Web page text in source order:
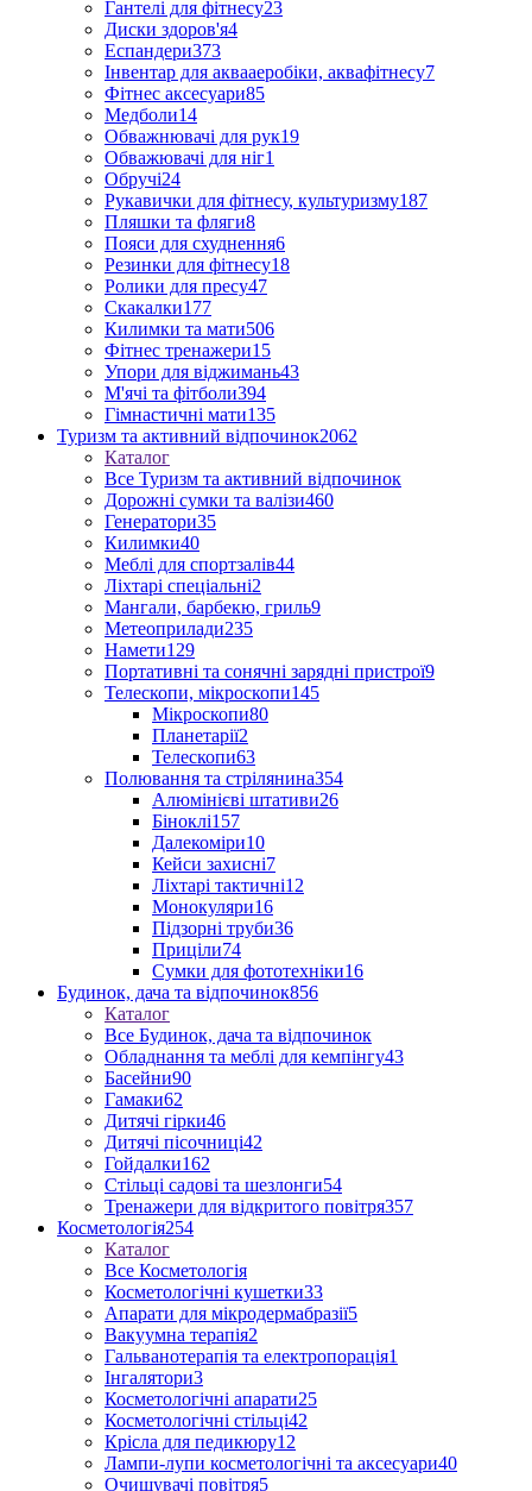
Гантелі для фітнесу23
Диски здоров'я4
Еспандери373
Інвентар для аквааеробіки, аквафітнесу7
Фітнес аксесуари85
Медболи14
Обважнювачі для рук19
Обважювачі для ніг1
Обручі24
Рукавички для фітнесу, культуризму187
Пляшки та фляги8
Пояси для схуднення6
Резинки для фітнесу18
Ролики для пресу47
Скакалки177
Килимки та мати506
Фітнес тренажери15
Упори для віджимань43
М'ячі та фітболи394
Гімнастичні мати135
Туризм та активний відпочинок2062
Каталог
Все Туризм та активний відпочинок
Дорожні сумки та валізи460
Генератори35
Килимки40
Меблі для спортзалів44
Ліхтарі спеціальні2
Мангали, барбекю, гриль9
Метеоприлади235
Намети129
Портативні та сонячні зарядні пристрої9
Телескопи, мікроскопи145
Мікроскопи80
Планетарії2
Телескопи63
Полювання та стрілянина354
Алюмінієві штативи26
Біноклі157
Далекоміри10
Кейси захисні7
Ліхтарі тактичні12
Монокуляри16
Підзорні труби36
Приціли74
Сумки для фототехніки16
Будинок, дача та відпочинок856
Каталог
Все Будинок, дача та відпочинок
Обладнання та меблі для кемпінгу43
Басейни90
Гамаки62
Дитячі гірки46
Дитячі пісочниці42
Гойдалки162
Стільці садові та шезлонги54
Тренажери для відкритого повітря357
Косметологія254
Каталог
Все Косметологія
Косметологічні кушетки33
Апарати для мікродермабразії5
Вакуумна терапія2
Гальванотерапія та електропорація1
Інгалятори3
Косметологічні апарати25
Косметологічні стільці42
Крісла для педикюру12
Лампи-лупи косметологічні та аксесуари40
Очищувачі повітря5